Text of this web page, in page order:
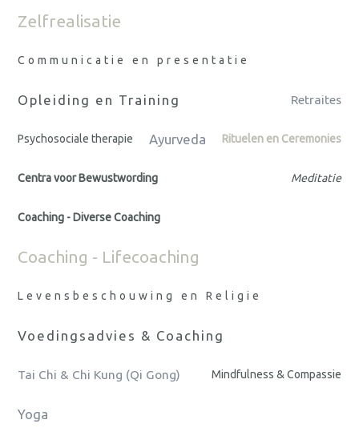
Zelfrealisatie
Communicatie en presentatie
Opleiding en Training Retraites
Psychosociale therapie Ayurveda Rituelen en Ceremonies
Centra voor Bewustwording Meditatie
Coaching - Diverse Coaching
Coaching - Lifecoaching
Levensbeschouwing en Religie
Voedingsadvies & Coaching
Tai Chi & Chi Kung (Qi Gong) Mindfulness & Compassie
Yoga